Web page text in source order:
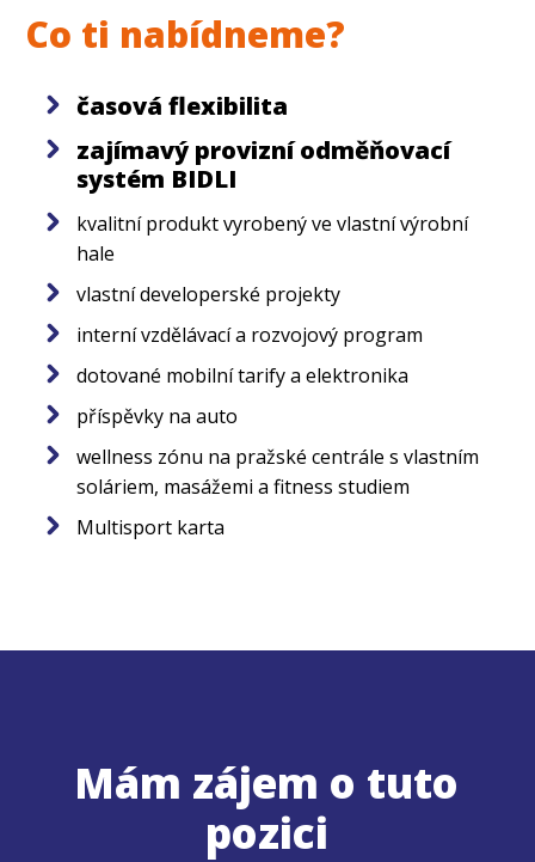
Co ti nabídneme?
časová flexibilita
zajímavý provizní odměňovací
systém BIDLI
kvalitní produkt vyrobený ve vlastní výrobní
hale
vlastní developerské projekty
interní vzdělávací a rozvojový program
dotované mobilní tarify a elektronika
příspěvky na auto
wellness zónu na pražské centrále s vlastním
soláriem, masážemi a fitness studiem
Multisport karta
Mám zájem o tuto
pozici